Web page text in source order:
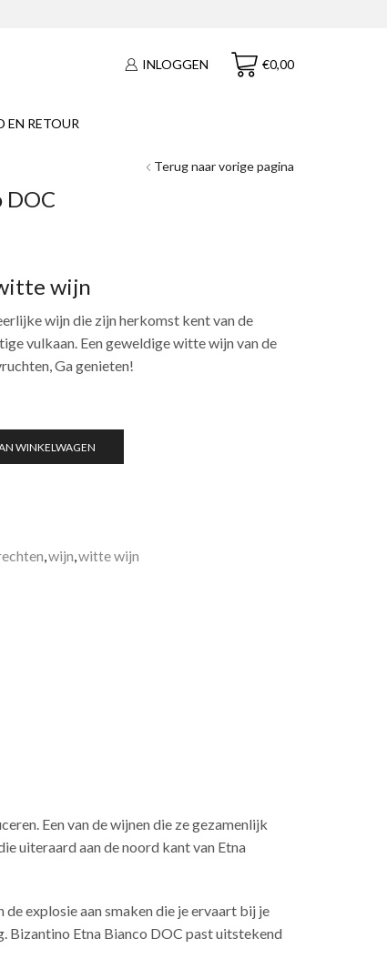
INLOGGEN €0,00
EN RETOUR
Terug naar vorige pagina
DOC
wijn
wijn die zijn herkomst kent van de
vulkaan. Een geweldige witte wijn van de
Ga genieten!
WINKELWAGEN
,wijn,witte wijn
Een van de wijnen die ze gezamenlijk
uiteraard aan de noord kant van Etna
explosie aan smaken die je ervaart bij je
Bizantino Etna Bianco DOC past uitstekend